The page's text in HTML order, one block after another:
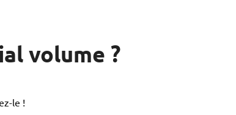
volume ?
le !